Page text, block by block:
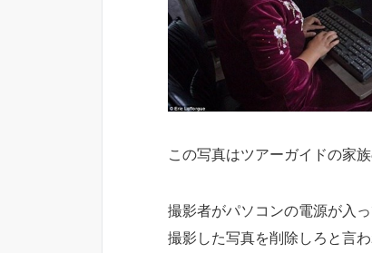
この写真はツアーガイドの家
撮影者がパソコンの電源が入
撮影した写真を削除しろと言わ